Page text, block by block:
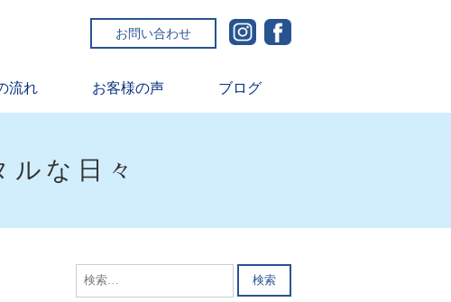
お問い合わせ
流れ お客様の声 ブログ
な日々
検
索: